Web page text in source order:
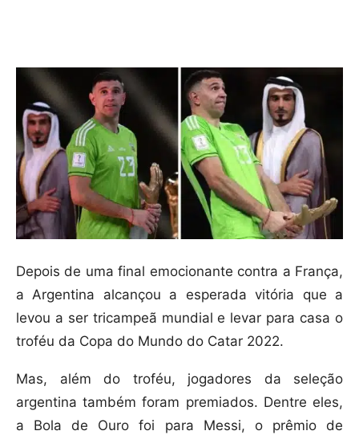
Depois de uma final emocionante contra a França,
a Argentina alcançou a esperada vitória que a
levou a ser tricampeã mundial e levar para casa o
troféu da Copa do Mundo do Catar 2022.
Mas, além do troféu, jogadores da seleção
argentina também foram premiados. Dentre eles,
a Bola de Ouro foi para Messi, o prêmio de